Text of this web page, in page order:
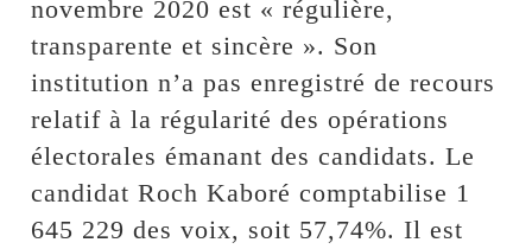
novembre 2020 est « régulière,
transparente et sincère ». Son
institution n’a pas enregistré de recours
relatif à la régularité des opérations
électorales émanant des candidats. Le
candidat Roch Kaboré comptabilise 1
645 229 des voix, soit 57,74%. Il est